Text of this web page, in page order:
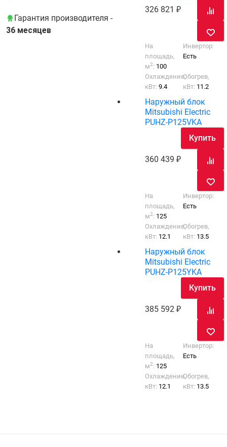
Гарантия производителя -
36 месяцев
326 821
На
площадь,
м2: 100
Инвертор:
Есть
Охлаждение,
кВт:9.4
Обогрев,
кВт: 11.2
Наружный блок
Mitsubishi Electric
PUHZ-P125VKA
360 439
Купить
На
площадь,
м2: 125
Инвертор:
Есть
Охлаждение,
кВт: 12.1
Обогрев,
кВт: 13.5
Наружный блок
Mitsubishi Electric
PUHZ-P125YKA
385 592
Купить
На
площадь,
м2: 125
Инвертор:
Есть
Охлаждение,
кВт: 12.1
Обогрев,
кВт: 13.5